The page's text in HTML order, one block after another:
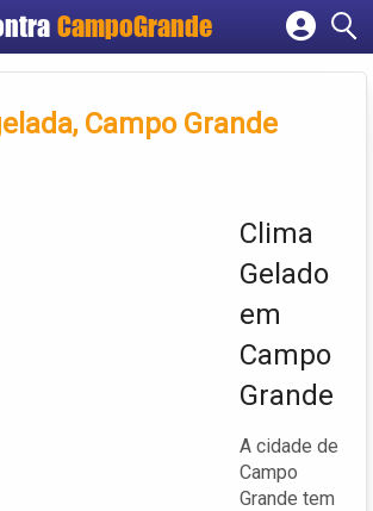
CampoGrande
Cadastrar empresa
Criar conta
Campo Grande
Clima
Gelado
em
Campo
Grande
A cidade de
Campo
Grande tem